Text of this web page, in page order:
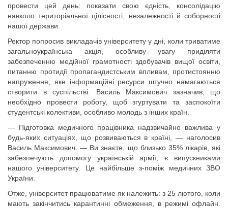
провести цей день: показати свою єдність, консолідацію
навколо територіальної цілісності, незалежності й соборності
нашої держави.
Ректор попросив викладачів університету у дні, коли триватиме
загальноукраїнська акція, особливу увагу приділяти
забезпеченню медійної грамотності здобувачів вищої освіти,
питанню протидії пропагандистським впливам, протистоянню
напруження, яке інформаційні ресурси штучно намагаються
створити в суспільстві. Василь Максимович зазначив, що
необхідно провести роботу, щоб згуртувати та заспокоїти
студентські колективи, особливо молодь з інших країн.
— Підготовка медичного працівника надзвичайно важлива у
будь-яких ситуаціях, що розвиваються в країні, — наголосив
Василь Максимович. — Ви знаєте, що близько 35% лікарів, які
забезпечують допомогу українській армії, є випускниками
нашого університету. Це найбільше з-поміж медичних ЗВО
України.
Отже, університет працюватиме як належить: з 25 лютого, коли
мають закінчитись карантинні обмеження, в режимі офлайн.